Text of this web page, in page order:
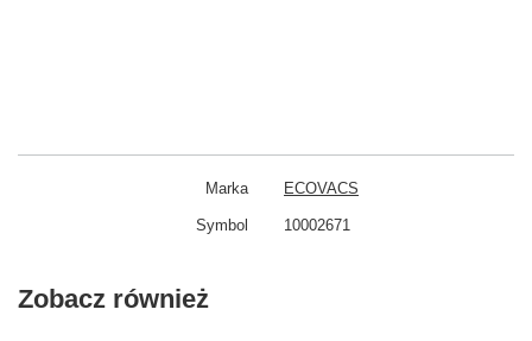
Marka ECOVACS
Symbol 10002671
Zobacz również